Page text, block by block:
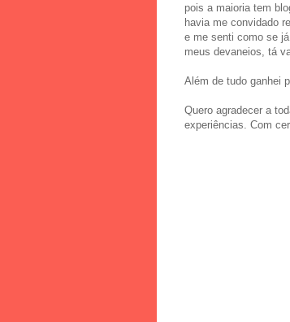
pois a maioria tem
havia me convidado
e me senti como se
meus devaneios, tá
Além de tudo ganhei
Quero agradecer a
experiências. Com